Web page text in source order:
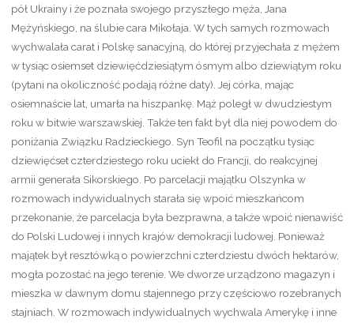
pół Ukrainy i że poznała swojego przyszłego męża, Jana
Mężyńskiego, na ślubie cara Mikołaja. W tych samych rozmowach
wychwalała carat i Polskę sanacyjną, do której przyjechała z mężem
w tysiąc osiemset dziewięćdziesiątym ósmym albo dziewiątym roku
(pytani na okoliczność podają różne daty). Jej córka, mając
osiemnaście lat, umarła na hiszpankę. Mąż poległ w dwudziestym
roku w bitwie warszawskiej. Także ten fakt był dla niej powodem do
poniżania Związku Radzieckiego. Syn Teofil na początku tysiąc
dziewięćset czterdziestego roku uciekł do Francji, do reakcyjnej
armii generała Sikorskiego. Po parcelacji majątku Olszynka w
rozmowach indywidualnych starała się wpoić mieszkańcom
przekonanie, że parcelacja była bezprawna, a także wpoić nienawiść
do Polski Ludowej i innych krajów demokracji ludowej. Ponieważ
majątek był resztówką o powierzchni czterdziestu dwóch hektarów,
mogła pozostać na jego terenie. We dworze urządzono magazyn i
mieszka w dawnym domu stajennego przy częściowo rozebranych
stajniach. W rozmowach indywidualnych wychwala Amerykę i inne